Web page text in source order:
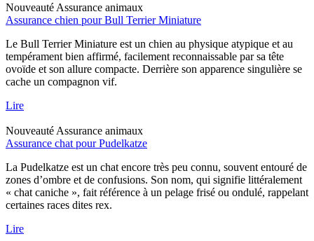
Nouveauté Assurance animaux
Assurance chien pour Bull Terrier Miniature
Le Bull Terrier Miniature est un chien au physique atypique et au
tempérament bien affirmé, facilement reconnaissable par sa tête
ovoïde et son allure compacte. Derrière son apparence singulière se
cache un compagnon vif.
Lire
Nouveauté Assurance animaux
Assurance chat pour Pudelkatze
La Pudelkatze est un chat encore très peu connu, souvent entouré de
zones d’ombre et de confusions. Son nom, qui signifie littéralement
« chat caniche », fait référence à un pelage frisé ou ondulé, rappelant
certaines races dites rex.
Lire